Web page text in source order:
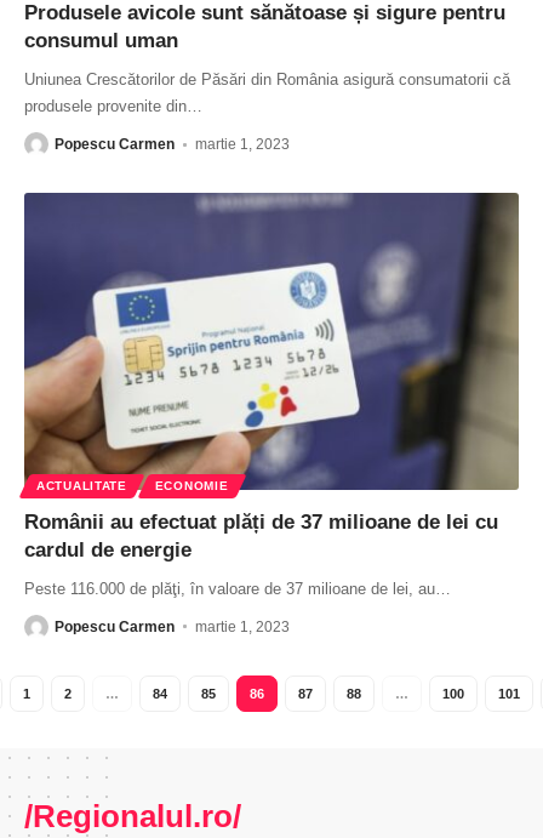
Produsele avicole sunt sănătoase și sigure pentru
consumul uman
Uniunea Crescătorilor de Păsări din România asigură consumatorii că
produsele provenite din…
Popescu Carmen martie 1, 2023
ACTUALITATE ECONOMIE
Românii au efectuat plăți de 37 milioane de lei cu
cardul de energie
Peste 116.000 de plăţi, în valoare de 37 milioane de lei, au
Popescu Carmen martie 1, 2023
1 2 … 84 85 86 87 88 … 100 101
/Regionalul.ro/